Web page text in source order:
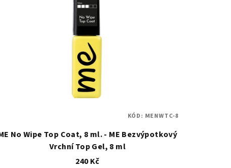
No Wipe Top Coat, 8 ml. - ME Bezvýpotkový
Vrchní Top Gel, 8 ml
240 Kč
KÓD: MENWTC-8